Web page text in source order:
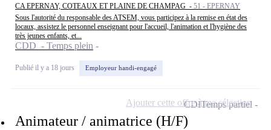
CA EPERNAY, COTEAUX ET PLAINE DE CHAMPAG - 51 - EPERNAY
Sous l'autorité du responsable des ATSEM, vous participez à la remise en état des
locaux, assistez le personnel enseignant pour l'accueil, l'animation et l'hygiène des
très jeunes enfants, et...
CDD - Temps plein
Publié il y a 18 jours Employeur handi-engagé
Animateur / animatrice (H/F)
CDITemps partiel
Ajouter cette offre à ma sélection